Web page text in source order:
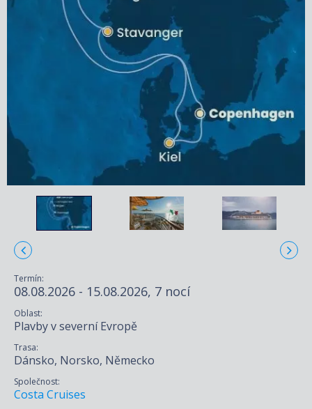
Termín:
08.08.2026 - 15.08.2026, 7 nocí
Oblast:
Plavby v severní Evropě
Trasa:
Dánsko, Norsko, Německo
Společnost:
Costa Cruises